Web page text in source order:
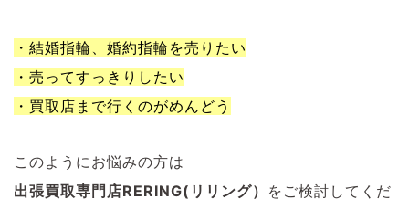
・結婚指輪、婚約指輪を売りたい
・売ってすっきりしたい
・買取店まで行くのがめんどう
このようにお悩みの方は
出張買取専門店RERING(リリング） をご検討してくだ